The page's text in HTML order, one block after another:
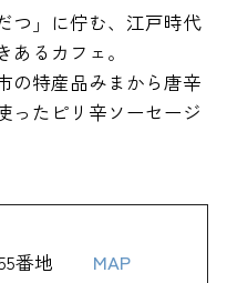
つ」に佇む、江戸時代
るカフェ。
の特産品みまから唐辛
ったピリ辛ソーセージ
番地
MAP